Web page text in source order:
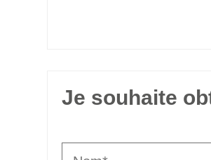
Je souhaite